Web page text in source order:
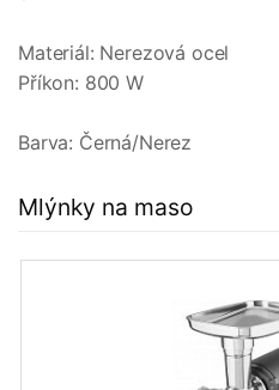
Materiál: Nerezová ocel
Příkon: 800 W
Barva: Černá/Nerez
Mlýnky na maso